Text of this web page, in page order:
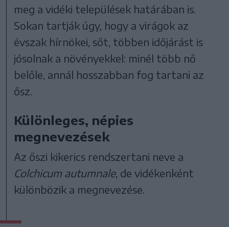
meg a vidéki települések határában is.
Sokan tartják úgy, hogy a virágok az
évszak hírnökei, sőt, többen időjárást is
jósolnak a növényekkel: minél több nő
belőle, annál hosszabban fog tartani az
ősz.
Különleges, népies
megnevezések
Az őszi kikerics rendszertani neve a
Colchicum autumnale, de vidékenként
különbözik a megnevezése.